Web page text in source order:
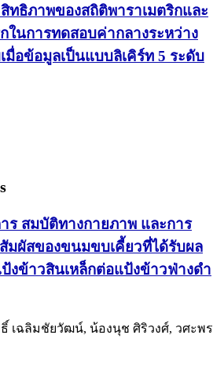
ทธิภาพของสถิติพาราเมตริกและ
ในการทดสอบค่ากลางระหว่าง
มื่อข้อมูลเป็นแบบลิเคิร์ท 5 ระดับ
สมบัติทางกายภาพ และการ
มผัสของขนมขบเคี้ยวที่ได้รับผล
งข้าวสินเหล็กต่อแป้งข้าวฟ่างดำ
เฉลิมชัยวัฒน์, น้องนุช ศิริวงศ์, วศะพร